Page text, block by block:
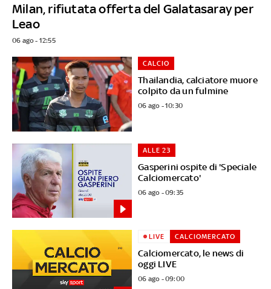
Milan, rifiutata offerta del Galatasaray per
Leao
06 ago - 12:55
Thailandia, calciatore muore
colpito da un fulmine
CALCIO
06 ago - 10:30
Gasperini ospite di 'Speciale
Calciomercato'
ALLE 23
06 ago - 09:35
Calciomercato, le news di
oggi LIVE
LIVE CALCIOMERCATO
06 ago - 09:00